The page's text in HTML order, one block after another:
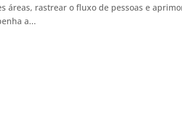
áreas, rastrear o fluxo de pessoas e
a...